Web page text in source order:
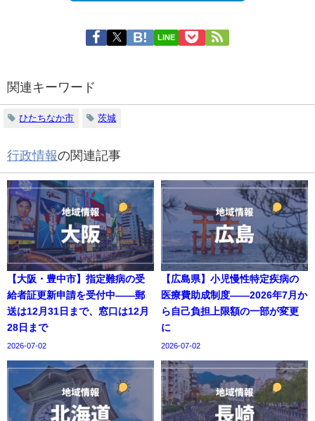
LINE
関連キーワード
ひたちなか市 茨城
行政情報の関連記事
【大阪・豊中市】指定難病の受
給者証更新申請を受付中——郵
送は12月31日まで、窓口は12月
28日まで
2026-07-02
【広島県】小児慢性特定疾病の
医療費助成制度——2026年7月か
ら自己負担上限額の一部が変更
に
2026-07-02